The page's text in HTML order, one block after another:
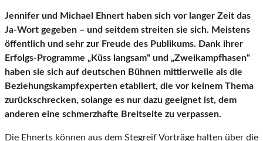
Jennifer und Michael Ehnert haben sich vor langer Zeit das
Ja-Wort gegeben – und seitdem streiten sie sich. Meistens
öffentlich und sehr zur Freude des Publikums. Dank ihrer
Erfolgs-Programme „Küss langsam“ und „Zweikampfhasen“
haben sie sich auf deutschen Bühnen mittlerweile als die
Beziehungskampfexperten etabliert, die vor keinem Thema
zurückschrecken, solange es nur dazu geeignet ist, dem
anderen eine schmerzhafte Breitseite zu verpassen.
Die Ehnerts können aus dem Stegreif Vorträge halten über die